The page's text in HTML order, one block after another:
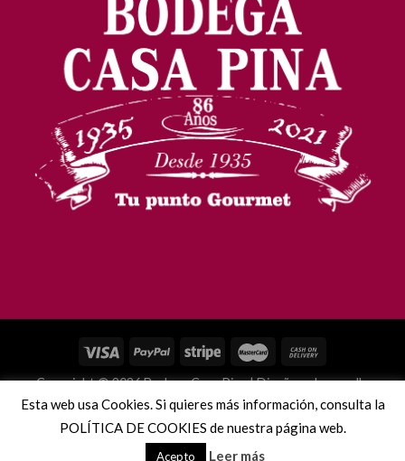
Copyright © 2026 Bodega Casa Pina | Diseño y desarrollo
Microdata Informatica
Esta web usa Cookies. Si quieres más información, consulta la
POLÍTICA DE COOKIES de nuestra página web.
Acepto Leer más